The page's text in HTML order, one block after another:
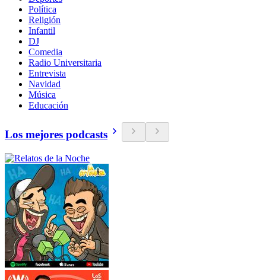
Política
Religión
Infantil
DJ
Comedia
Radio Universitaria
Entrevista
Navidad
Música
Educación
Los mejores podcasts